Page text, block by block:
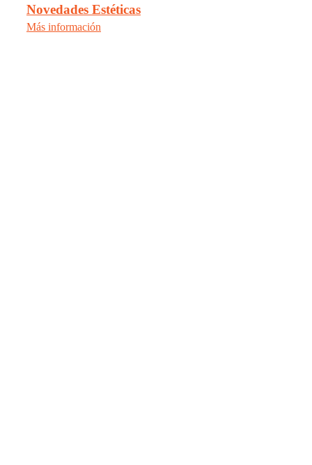
Novedades Estéticas
Más información